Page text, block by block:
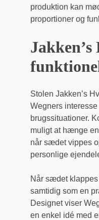
produktion kan
proportioner og
Jakken’s
Stolen Jakken’s
Wegners
brugssituationer.
muligt at hænge
når sædet vippes
personlige
Når sædet
samtidig som en
Designet viser
en enkel idé med